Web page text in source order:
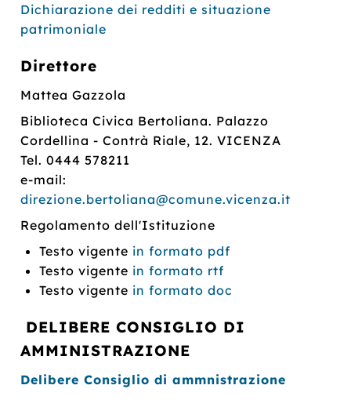
Dichiarazione dei redditi e situazione
patrimoniale
Direttore
Mattea Gazzola
Biblioteca Civica Bertoliana. Palazzo
Cordellina - Contrà Riale, 12. VICENZA
Tel. 0444 578211
e-mail:
direzione.bertoliana@comune.vicenza.it
Regolamento dell'Istituzione
Testo vigente in formato pdf
Testo vigente in formato rtf
Testo vigente in formato doc
DELIBERE CONSIGLIO DI
AMMINISTRAZIONE
Delibere Consiglio di ammnistrazione